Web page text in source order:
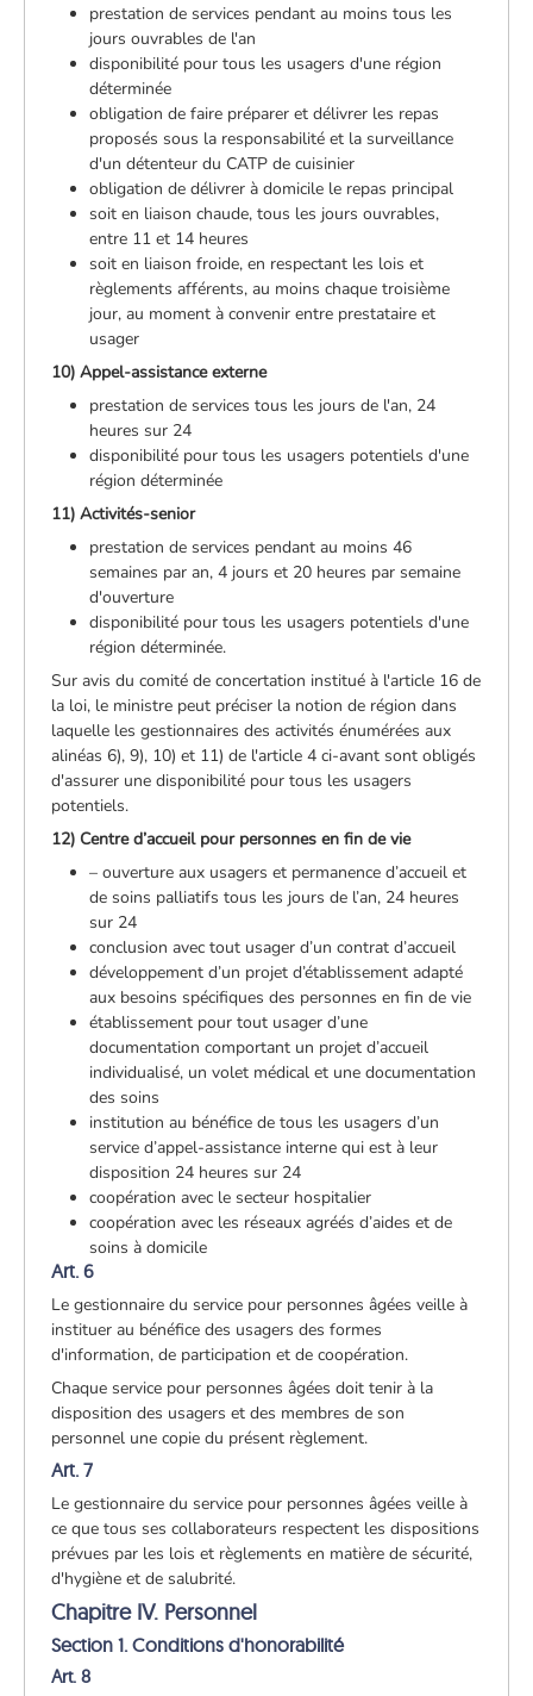
prestation de services pendant au moins tous les
jours ouvrables de l'an
disponibilité pour tous les usagers d'une région
déterminée
obligation de faire préparer et délivrer les repas
proposés sous la responsabilité et la surveillance
d'un détenteur du CATP de cuisinier
obligation de délivrer à domicile le repas principal
soit en liaison chaude, tous les jours ouvrables,
entre 11 et 14 heures
soit en liaison froide, en respectant les lois et
règlements afférents, au moins chaque troisième
jour, au moment à convenir entre prestataire et
usager
10) Appel-assistance externe
prestation de services tous les jours de l'an, 24
heures sur 24
disponibilité pour tous les usagers potentiels d'une
région déterminée
11) Activités-senior
prestation de services pendant au moins 46
semaines par an, 4 jours et 20 heures par semaine
d'ouverture
disponibilité pour tous les usagers potentiels d'une
région déterminée.
Sur avis du comité de concertation institué à l'article 16 de
la loi, le ministre peut préciser la notion de région dans
laquelle les gestionnaires des activités énumérées aux
alinéas 6), 9), 10) et 11) de l'article 4 ci-avant sont obligés
d'assurer une disponibilité pour tous les usagers
potentiels.
12) Centre d’accueil pour personnes en fin de vie
– ouverture aux usagers et permanence d’accueil et
de soins palliatifs tous les jours de l’an, 24 heures
sur 24
conclusion avec tout usager d’un contrat d’accueil
développement d’un projet d’établissement adapté
aux besoins spécifiques des personnes en fin de vie
établissement pour tout usager d’une
documentation comportant un projet d’accueil
individualisé, un volet médical et une documentation
des soins
institution au bénéfice de tous les usagers d’un
service d’appel-assistance interne qui est à leur
disposition 24 heures sur 24
coopération avec le secteur hospitalier
coopération avec les réseaux agréés d’aides et de
soins à domicile
Art. 6
Le gestionnaire du service pour personnes âgées veille à
instituer au bénéfice des usagers des formes
d'information, de participation et de coopération.
Chaque service pour personnes âgées doit tenir à la
disposition des usagers et des membres de son
personnel une copie du présent règlement.
Art. 7
Le gestionnaire du service pour personnes âgées veille à
ce que tous ses collaborateurs respectent les dispositions
prévues par les lois et règlements en matière de sécurité,
d'hygiène et de salubrité.
Chapitre IV. Personnel
Section 1. Conditions d'honorabilité
Art. 8